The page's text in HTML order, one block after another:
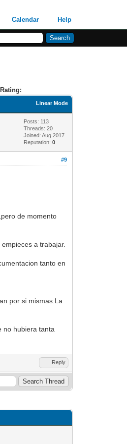
Calendar Help
Linear Mode
Posts: 113
Threads: 20
Joined: Aug 2017
Reputation:0
#9
de momento
a trabajar.
tanto en
por si mismas.La
no hubiera tanta
Reply